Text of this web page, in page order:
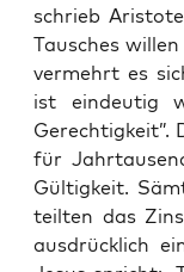
schrieb
Tau­sches
ver­mehrt es
ist ein­deu­tig
Gerech­tig­keit”.
für
Gül­tig­keit.
teil­ten das
aus­drück­lich